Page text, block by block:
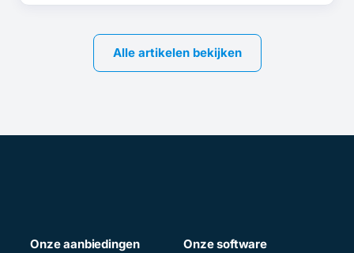
Alle artikelen bekijken
Onze aanbiedingen Onze software